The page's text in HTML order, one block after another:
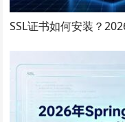
SSL证书如何安装？